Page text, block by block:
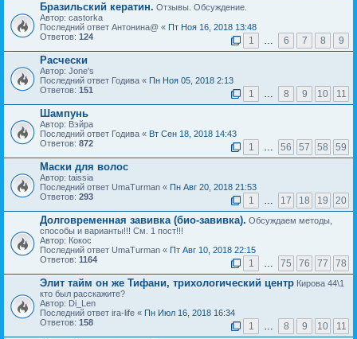
Бразильский кератин. Отзывы. Обсуждение.
Автор: castorka
Последний ответ Антонина@ « Пт Ноя 16, 2018 13:48
Ответов: 124 1 … 6 7 8 9
Расчески
Автор: Jone's
Последний ответ Годива « Пн Ноя 05, 2018 2:13
Ответов: 151 1 … 8 9 10 11
Шампунь
Автор: Вэйра
Последний ответ Годива « Вт Сен 18, 2018 14:43
Ответов: 872 1 … 56 57 58 59
Маски для волос
Автор: taissia
Последний ответ UmaTurman « Пн Авг 20, 2018 21:53
Ответов: 293 1 … 17 18 19 20
Долговременная завивка (био-завивка). Обсуждаем методы,
способы и варианты!!! См. 1 пост!!!
Автор: Кокос
Последний ответ UmaTurman « Пт Авг 10, 2018 22:15
Ответов: 1164 1 … 75 76 77 78
Элит тайм он же Тифани, трихологический центр Кирова 44\1
кто был расскажите?
Автор: Di_Len
Последний ответ ira-life « Пн Июл 16, 2018 16:34
Ответов: 158 1 … 8 9 10 11